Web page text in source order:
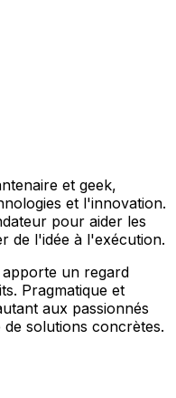
et geek,
et l'innovation.
pour aider les
de l'idée à l'exécution.
un regard
Pragmatique et
aux passionnés
solutions concrètes.